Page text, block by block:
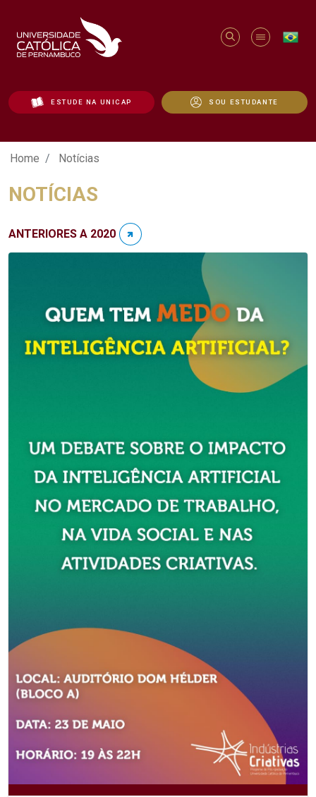
ESTUDE NA UNICAP SOU ESTUDANTE
Notícias - Unicap
Home Notícias
NOTÍCIAS
ANTERIORES A 2020